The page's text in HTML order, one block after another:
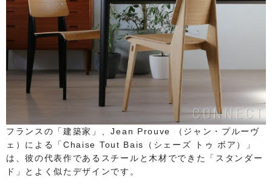
フランスの「建築家」、Jean Prouve （ジャン・プルーヴ
ェ）による「Chaise Tout Bais（シェーズ トゥ ボア）」
は、彼の代表作であるスチールと木材でできた「スタンダー
ド」とよく似たデザインです。